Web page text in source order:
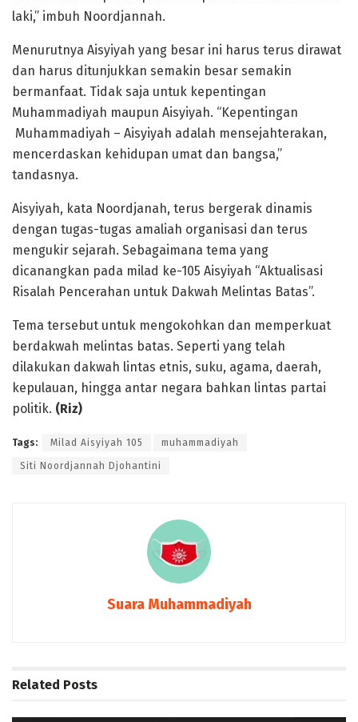
laki,” imbuh Noordjannah.
Menurutnya Aisyiyah yang besar ini harus terus dirawat
dan harus ditunjukkan semakin besar semakin
bermanfaat. Tidak saja untuk kepentingan
Muhammadiyah maupun Aisyiyah. “Kepentingan
Muhammadiyah – Aisyiyah adalah mensejahterakan,
mencerdaskan kehidupan umat dan bangsa,”
tandasnya.
Aisyiyah, kata Noordjanah, terus bergerak dinamis
dengan tugas-tugas amaliah organisasi dan terus
mengukir sejarah. Sebagaimana tema yang
dicanangkan pada milad ke-105 Aisyiyah “Aktualisasi
Risalah Pencerahan untuk Dakwah Melintas Batas”.
Tema tersebut untuk mengokohkan dan memperkuat
berdakwah melintas batas. Seperti yang telah
dilakukan dakwah lintas etnis, suku, agama, daerah,
kepulauan, hingga antar negara bahkan lintas partai
politik. (Riz)
Tags: Milad Aisyiyah 105 muhammadiyah
Siti Noordjannah Djohantini
Suara Muhammadiyah
Related Posts